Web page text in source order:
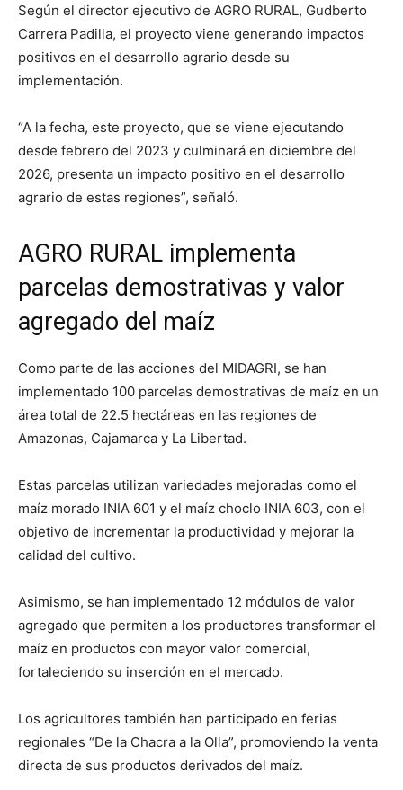
Según el director ejecutivo de AGRO RURAL, Gudberto
Carrera Padilla, el proyecto viene generando impactos
positivos en el desarrollo agrario desde su
implementación.
“A la fecha, este proyecto, que se viene ejecutando
desde febrero del 2023 y culminará en diciembre del
2026, presenta un impacto positivo en el desarrollo
agrario de estas regiones”, señaló.
AGRO RURAL implementa
parcelas demostrativas y valor
agregado del maíz
Como parte de las acciones del MIDAGRI, se han
implementado 100 parcelas demostrativas de maíz en un
área total de 22.5 hectáreas en las regiones de
Amazonas, Cajamarca y La Libertad.
Estas parcelas utilizan variedades mejoradas como el
maíz morado INIA 601 y el maíz choclo INIA 603, con el
objetivo de incrementar la productividad y mejorar la
calidad del cultivo.
Asimismo, se han implementado 12 módulos de valor
agregado que permiten a los productores transformar el
maíz en productos con mayor valor comercial,
fortaleciendo su inserción en el mercado.
Los agricultores también han participado en ferias
regionales “De la Chacra a la Olla”, promoviendo la venta
directa de sus productos derivados del maíz.